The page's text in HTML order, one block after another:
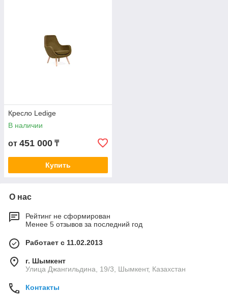
Кресло Ledige
В наличии
от 451 000 ₸
Купить
О нас
Рейтинг не сформирован
Менее 5 отзывов за последний год
Работает с 11.02.2013
г. Шымкент
Улица Джангильдина, 19/3, Шымкент, Казахстан
Контакты